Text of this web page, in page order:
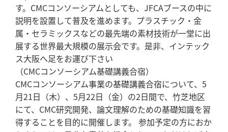
す。CMCコンソーシアムとしても、JFCAブースの中に
説明を設置して普及を進めます。プラスチック・金
属・セラミックスなどの最先端の素材技術が一堂に出
展する世界最大規模の展示会です。是非、インテック
ス大阪へ足をお運び下さい
（CMCコンソーシアム基礎講義合宿）
CMCコンソーシアム事業の基礎講義合宿について、5
月21日（木）、5月22日（金）の2日間で、竹芝地区
にて、CMC研究開発、論文理解のための基礎知識を習
得することを目的に開催します。 参加予定の方におか